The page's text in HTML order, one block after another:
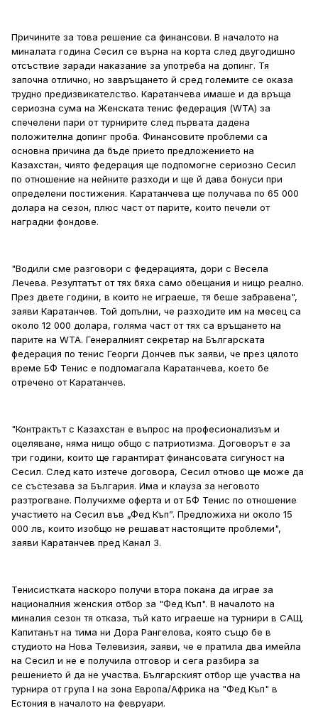
Причините за това решение са финансови. В началото на
миналата година Сесил се върна на корта след двугодишно
отсъствие заради наказание за употреба на допинг. Тя
започна отлично, но завръщането й сред големите се оказа
трудно предизвикателство. Каратанчева имаше и да връща
сериозна сума на Женската тенис федерация (WTA) за
спечелени пари от турнирите след първата дадена
положителна допинг проба. Финансовите проблеми са
основна причина да бъде прието предложението на
Казахстан, чиято федерация ще подпомогне сериозно Сесил
по отношение на нейните разходи и ще й дава бонуси при
определени постижения. Каратанчева ще получава по 65 000
долара на сезон, плюс част от парите, които печели от
наградни фондове.
"Водили сме разговори с федерацията, дори с Весела
Лечева. Резултатът от тях бяха само обещания и нищо реално.
През двете години, в които не играеше, тя беше забравена",
заяви Каратанчев. Той допълни, че разходите им на месец са
около 12 000 долара, голяма част от тях са връщането на
парите на WTA. Генералният секретар на Българската
федерация по тенис Георги Дончев пък заяви, че през цялото
време БФ Тенис е подпомагала Каратанчева, което бе
отречено от Каратанчев.
"Контрактът с Казахстан е въпрос на професионализъм и
оцеляване, няма нищо общо с патриотизма. Договорът е за
три години, които ще гарантират финансовата сигуност на
Сесил. След като изтече договора, Сесил отново ще може да
се състезава за България. Има и клауза за неговото
разтрогване. Получихме оферта и от БФ Тенис по отношение
участието на Сесил във „Фед Къп”. Предложиха ни около 15
000 лв, които изобщо не решават настоящите проблеми",
заяви Каратанчев пред Канал 3.
Тенисистката наскоро получи втора покана да играе за
националния женския отбор за "Фед Къп". В началото на
миналия сезон тя отказа, тъй като играеше на турнири в САЩ.
Капитанът на тима ни Дора Рангелова, която също бе в
студиото на Нова Телевизия, заяви, че е пратила два имейла
на Сесил и не е получила отговор и сега разбира за
решението й да не участва. Българският отбор ще участва на
турнира от група І на зона Европа/Африка на "Фед Къп" в
Естония в началото на февруари.